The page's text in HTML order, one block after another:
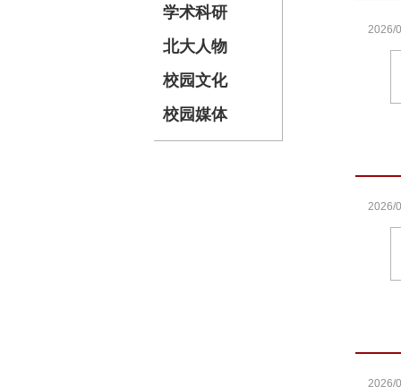
学术科研
北大人物
校园文化
校园媒体
2026/
2026/
2026/